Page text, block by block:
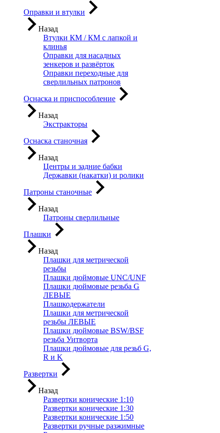
Оправки и втулки
Назад
Втулки КМ / КМ с лапкой и
клинья
Оправки для насадных
зенкеров и развёрток
Оправки переходные для
сверлильных патронов
Оснаска и приспособление
Назад
Экстракторы
Оснаска станочная
Назад
Центры и задние бабки
Державки (накатки) и ролики
Патроны станочные
Назад
Патроны сверлильные
Плашки
Назад
Плашки для метрической
резьбы
Плашки дюймовые UNC/UNF
Плашки дюймовые резьба G
ЛЕВЫЕ
Плашкодержатели
Плашки для метрической
резьбы ЛЕВЫЕ
Плашки дюймовые BSW/BSF
резьба Уитворта
Плашки дюймовые для резьб G,
R и K
Развертки
Назад
Развертки конические 1:10
Развертки конические 1:30
Развертки конические 1:50
Развертки ручные разжимные